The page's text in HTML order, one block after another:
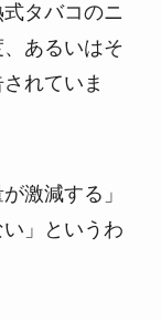
タバコのニ
あるいはそ
れていま
激減する」
」というわ